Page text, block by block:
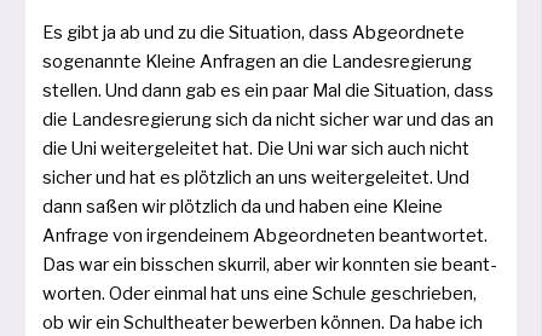
Es gibt ja ab und zu die Situation, dass Abgeordnete
soge­nann­te Kleine Anfragen an die Landesregierung
stel­len. Und dann gab es ein paar Mal die Situation, dass
die Landesregierung sich da nicht sicher war und das an
die Uni wei­ter­ge­lei­tet hat. Die Uni war sich auch nicht
sicher und hat es plötz­lich an uns wei­ter­ge­lei­tet. Und
dann saßen wir plötz­lich da und haben eine Kleine
Anfrage von irgend­ei­nem Abgeordneten beant­wor­tet.
Das war ein biss­chen skur­ril, aber wir konn­ten sie beant­
wor­ten. Oder ein­mal hat uns eine Schule geschrie­ben,
ob wir ein Schultheater bewer­ben kön­nen. Da habe ich